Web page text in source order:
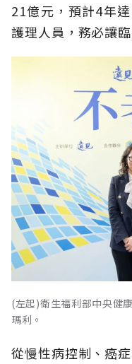
21億元，預計4年
護理人員，務必讓
(左起)衛生福利部中央健
瑪利。
從慢性病控制、癌